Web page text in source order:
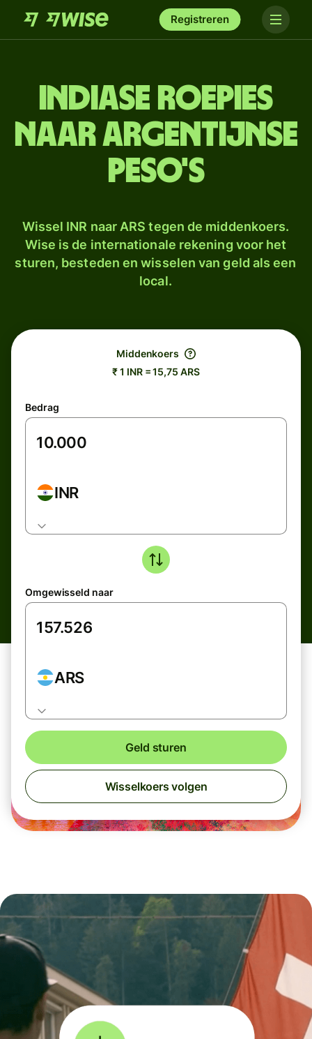
Registreren
Indiase roepies
naar Argentijnse
peso's
Wissel INR naar ARS tegen de middenkoers.
Wise is de internationale rekening voor het
sturen, besteden en wisselen van geld als een
local.
Middenkoers
₹ 1 INR = 15,75 ARS
Bedrag
INR
Omgewisseld naar
ARS
Geld sturen
Wisselkoers volgen